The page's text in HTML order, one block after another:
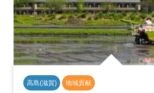
高島(滋賀) 地域貢献